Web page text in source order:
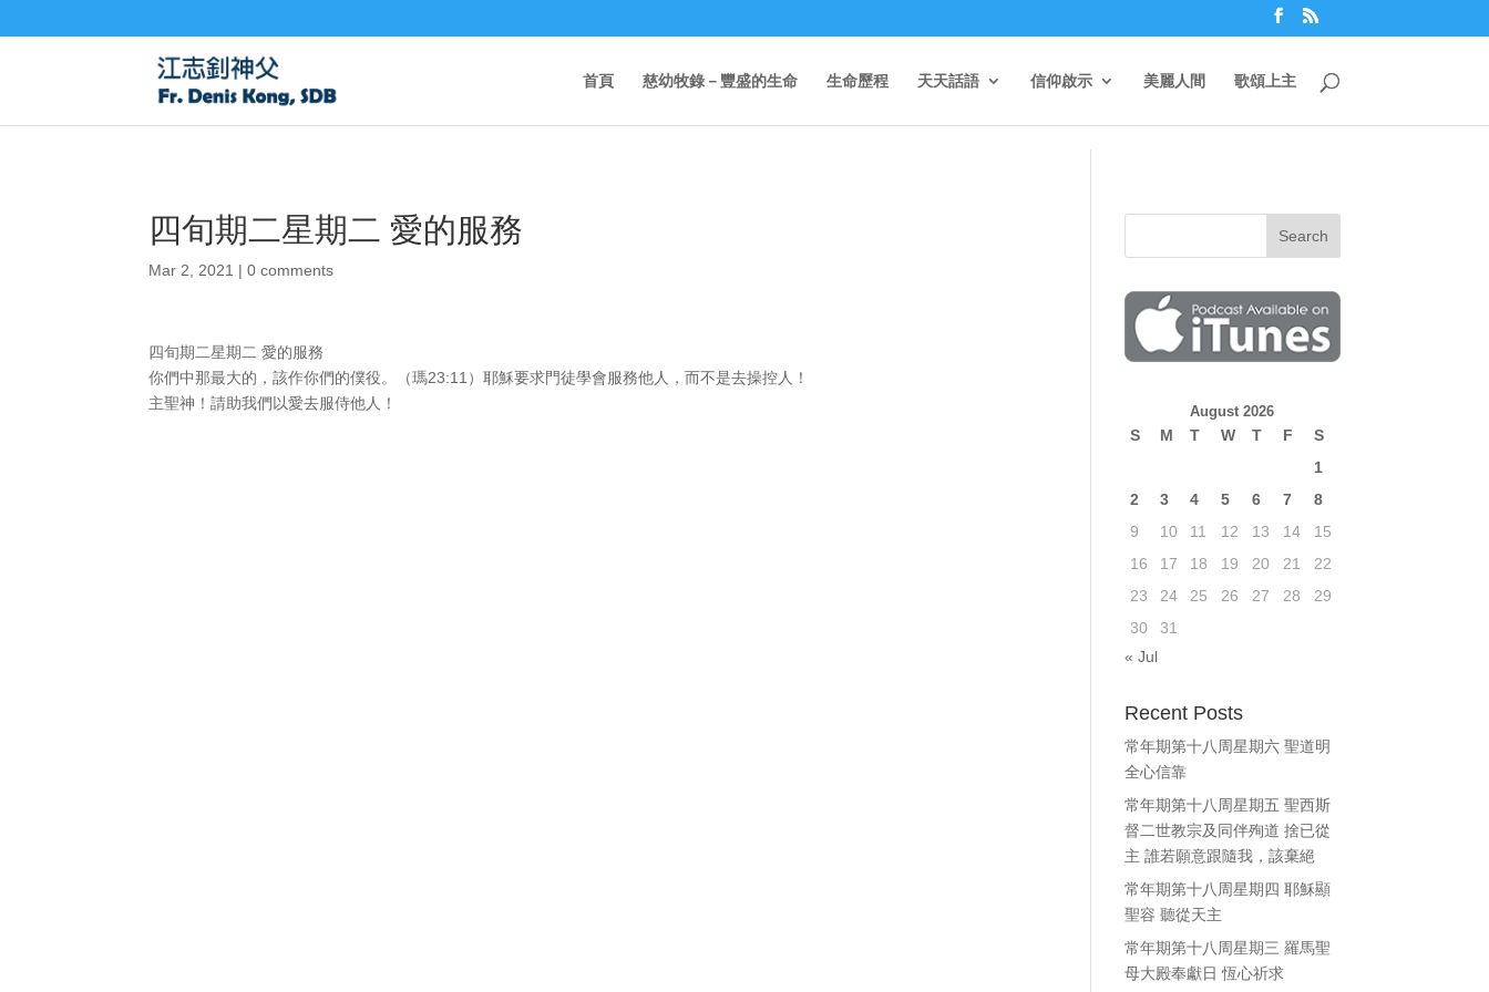
首頁 慈幼牧錄－豐盛的生命 生命歷程 天天話語 信仰啟示 美麗人間 歌頌上主
四旬期二星期二 愛的服務
Mar 2, 2021 |0 comments
四旬期二星期二 愛的服務
你們中那最大的，該作你們的僕役。（瑪23:11）耶穌要求門徒學會服務他人，而不是去操控人！
主聖神！請助我們以愛去服侍他人！
August 2026
S M T W T F
S
1
2
3 4 5 6 7
8
9
10 11 12 13 14
15
16
17 18 19 20 21
22
23
24 25 26 27 28
29
30
31
« Jul
Recent Posts
常年期第十八周星期六 聖道明
全心信靠
常年期第十八周星期五 聖西斯
督二世教宗及同伴殉道 捨已從
主 誰若願意跟隨我，該棄絕
常年期第十八周星期四 耶穌顯
聖容 聽從天主
常年期第十八周星期三 羅馬聖
母大殿奉獻日 恆心祈求